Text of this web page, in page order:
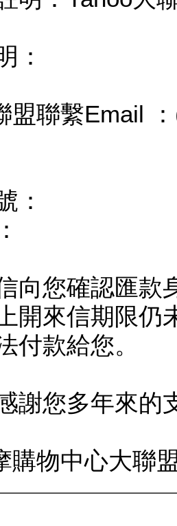
：
盟聯繫Email
：
向您確認匯款
開來信期限仍
付款給您。
謝您多年來的
購物中心大